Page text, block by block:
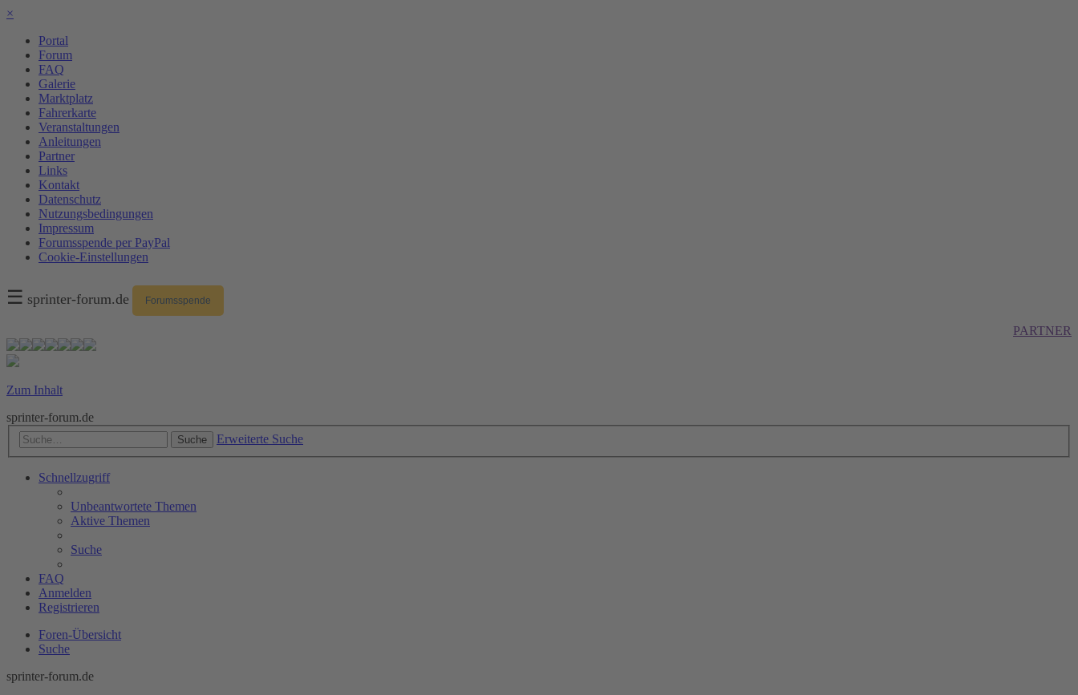
×
Portal
Forum
FAQ
Galerie
Marktplatz
Fahrerkarte
Veranstaltungen
Anleitungen
Partner
Links
Kontakt
Datenschutz
Nutzungsbedingungen
Impressum
Forumsspende per PayPal
Cookie-Einstellungen
☰ sprinter-forum.de Forumsspende
PARTNER
Zum Inhalt
sprinter-forum.de
Suche Erweiterte Suche
Schnellzugriff
Unbeantwortete Themen
Aktive Themen
Suche
FAQ
Anmelden
Registrieren
Foren-Übersicht
Suche
sprinter-forum.de